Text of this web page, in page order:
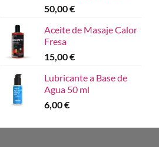
50,00€
Aceite de Masaje Calor
Fresa
15,00€
Lubricante a Base de
Agua 50 ml
6,00€